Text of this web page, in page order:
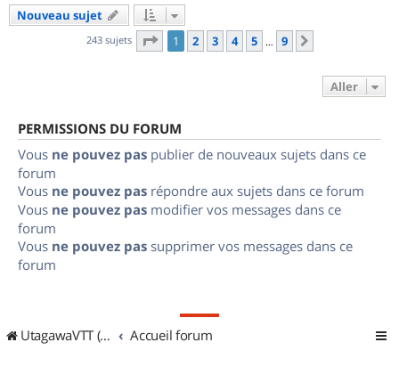
Nouveau sujet
243 sujets Page 1sur
1 2 3 4 5 … 9
Aller
PERMISSIONS DU FORUM
Vous ne pouvez pas publier de nouveaux sujets dans ce
forum
Vous ne pouvez pas répondre aux sujets dans ce forum
Vous ne pouvez pas modifier vos messages dans ce
forum
Vous ne pouvez pas supprimer vos messages dans ce
forum
UtagawaVTT (Randos VTT et VTTAE avec traces GPS) Accueil forum